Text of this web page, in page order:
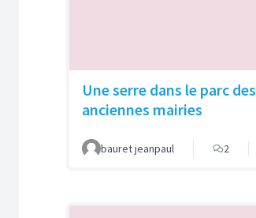
Une serre dans le parc des
anciennes mairies
bauret jeanpaul 2